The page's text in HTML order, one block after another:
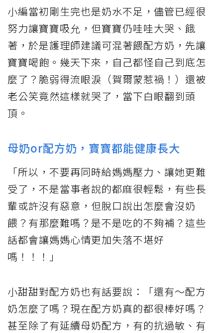
小編當初剛生完也是奶水不足，儘管已經很
努力讓寶寶吸允，但寶寶仍哇哇大哭、餓
著，於是護理師建議可混著餵配方奶，先讓
寶寶喝飽。幾天下來，自己都怪自己到底怎
麼了？脆弱得流眼淚（賀爾蒙惹禍！）還被
老公笑竟然這樣就哭了，當下白眼翻到頭
頂。
母奶or配方奶，寶寶都能健康長大
「所以，不要再同時給媽媽壓力、讓她更難
受了，不是當事者說的都麻很輕鬆，有些長
輩或許沒有惡意，但脫口說出怎麼會沒奶
餵？有那麼難嗎？是不是吃的不夠補？這些
話都會讓媽媽心情更加失落不堪好
嗎！！！」
小甜甜對配方奶也有話要說：「還有～配方
奶怎麼了嗎？現在配方奶真的都很棒好嗎？
甚至除了有延續母奶配方，有的抗過敏、有